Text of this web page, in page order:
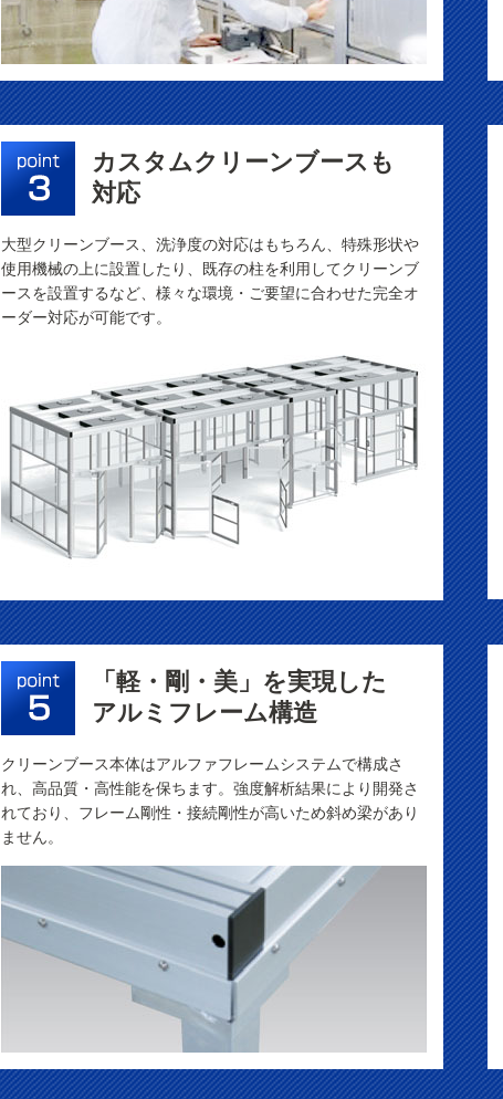
カスタムクリーンブースも
対応
大型クリーンブース、洗浄度の対応はもちろん、特殊形状や
使用機械の上に設置したり、既存の柱を利用してクリーンブ
ースを設置するなど、様々な環境・ご要望に合わせた完全オ
ーダー対応が可能です。
「軽・剛・美」を実現した
アルミフレーム構造
クリーンブース本体はアルファフレームシステムで構成さ
れ、高品質・高性能を保ちます。強度解析結果により開発さ
れており、フレーム剛性・接続剛性が高いため斜め梁があり
ません。